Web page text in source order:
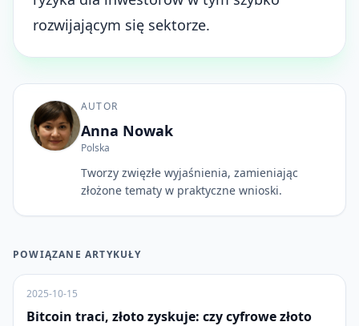
rozwijającym się sektorze.
AUTOR
Anna Nowak
Polska
Tworzy zwięzłe wyjaśnienia, zamieniając
złożone tematy w praktyczne wnioski.
POWIĄZANE ARTYKUŁY
2025-10-15
Bitcoin traci, złoto zyskuje: czy cyfrowe złoto